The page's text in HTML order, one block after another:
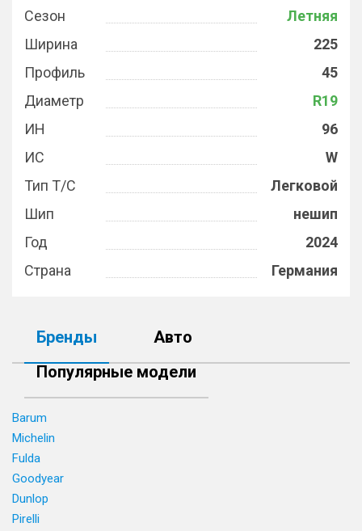
Сезон
Летняя
Ширина
225
Профиль
45
Диаметр
R19
ИН
96
ИС
W
Тип Т/С
Легковой
Шип
нешип
Год
2024
Страна
Германия
Бренды
Авто
Популярные модели
Barum
Michelin
Fulda
Goodyear
Dunlop
Pirelli